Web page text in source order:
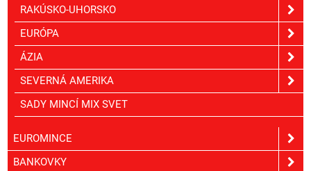
RAKÚSKO-UHORSKO
EURÓPA
ÁZIA
SEVERNÁ AMERIKA
SADY MINCÍ MIX SVET
EUROMINCE
BANKOVKY